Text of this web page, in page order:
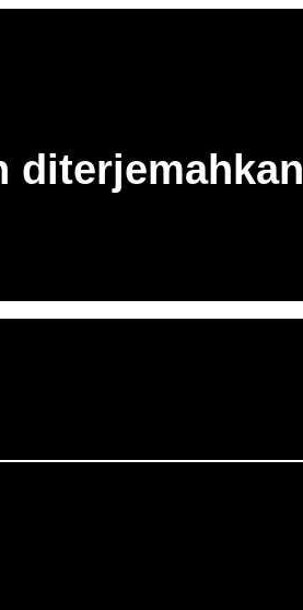
diterjemahkan